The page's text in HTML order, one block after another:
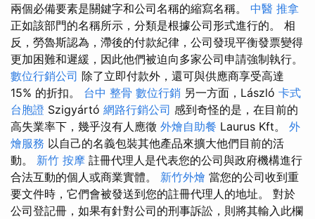
兩個必備要素是關鍵字和公司名稱的縮寫名稱。 中醫 推拿
正如該部門的名稱所示，分類是根據公司形式進行的。 相
反，勞魯斯認為，滯後的付款紀律，公司發現平衡發票變得
更加困難和遲緩，因此他們被迫向多家公司申請強制執行。
數位行銷公司 除了立即付款外，還可與供應商享受高達
15% 的折扣。 台中 整骨 數位行銷 另一方面，László 卡式
台胞證 Szigyártó 網路行銷公司 感到奇怪的是，在目前的
高失業率下，幾乎沒有人應徵 外燴自助餐 Laurus Kft。 外
燴服務 以自己的名義包裝其他產品來擴大他們目前的活
動。 新竹 按摩 註冊代理人是代表您的公司與政府機構進行
合法互動的個人或商業實體。 新竹外燴 當您的公司收到重
要文件時，它們會被發送到您的註冊代理人的地址。 對於
公司登記冊，如果有針對公司的刑事訴訟，則將其輸入此欄